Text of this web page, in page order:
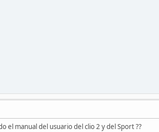
el manual del usuario del clio 2 y del Sport ??